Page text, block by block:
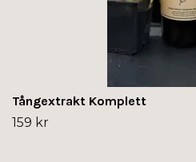
Tångextrakt Komplett
159 kr